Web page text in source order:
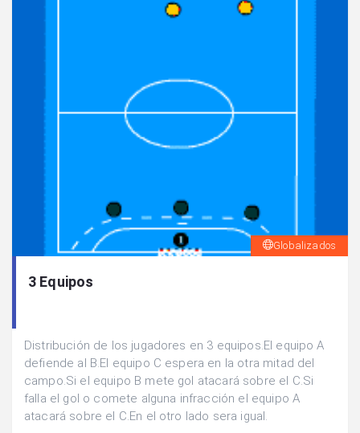
Globalizados
3 Equipos
Distribución de los jugadores en 3 equipos.El equipo A
defiende al B.El equipo C espera en la otra mitad del
campo.Si el equipo B mete gol atacará sobre el C.Si
falla el gol o comete alguna infracción el equipo A
atacará sobre el C.En el otro lado sera igual.